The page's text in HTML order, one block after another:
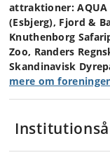
attraktioner: AQUA
(Esbjerg), Fjord &
Knuthenborg
Zoo, Randers
Skandinavisk
mere om